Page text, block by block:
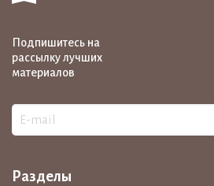
Подпишитесь на
рассылку лучших
материалов
Разделы